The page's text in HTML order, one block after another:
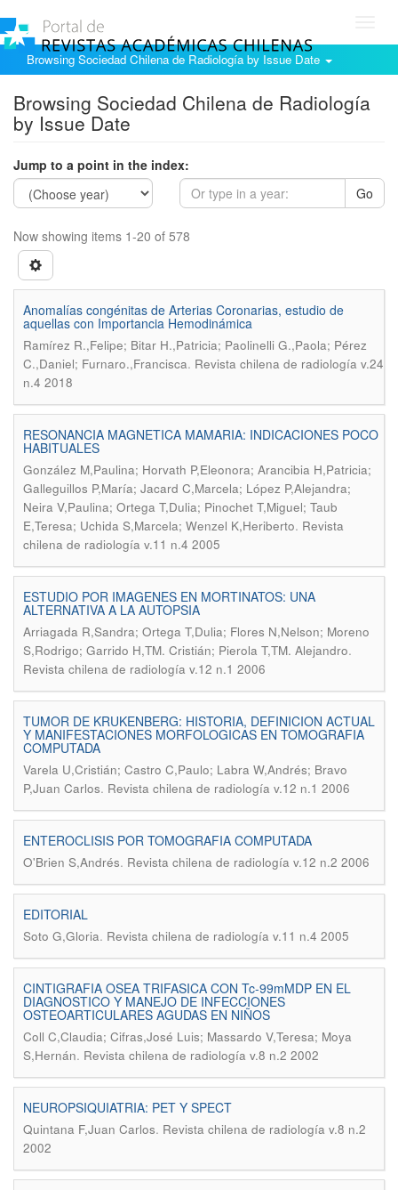
Browsing Sociedad Chilena de Radiología by Issue Date
Browsing Sociedad Chilena de Radiología
by Issue Date
Jump to a point in the index:
Go
Now showing items 1-20 of 578
Anomalías congénitas de Arterias Coronarias, estudio de
aquellas con Importancia Hemodinámica
Ramírez R.,Felipe; Bitar H.,Patricia; Paolinelli G.,Paola; Pérez
C.,Daniel; Furnaro.,Francisca. Revista chilena de radiología v.24
n.4 2018
RESONANCIA MAGNETICA MAMARIA: INDICACIONES POCO
HABITUALES
González M,Paulina; Horvath P,Eleonora; Arancibia H,Patricia;
Galleguillos P,María; Jacard C,Marcela; López P,Alejandra;
Neira V,Paulina; Ortega T,Dulia; Pinochet T,Miguel; Taub
E,Teresa; Uchida S,Marcela; Wenzel K,Heriberto. Revista
chilena de radiología v.11 n.4 2005
ESTUDIO POR IMAGENES EN MORTINATOS: UNA
ALTERNATIVA A LA AUTOPSIA
Arriagada R,Sandra; Ortega T,Dulia; Flores N,Nelson; Moreno
S,Rodrigo; Garrido H,TM. Cristián; Pierola T,TM. Alejandro.
Revista chilena de radiología v.12 n.1 2006
TUMOR DE KRUKENBERG: HISTORIA, DEFINICION ACTUAL
Y MANIFESTACIONES MORFOLOGICAS EN TOMOGRAFIA
COMPUTADA
Varela U,Cristián; Castro C,Paulo; Labra W,Andrés; Bravo
P,Juan Carlos. Revista chilena de radiología v.12 n.1 2006
ENTEROCLISIS POR TOMOGRAFIA COMPUTADA
O'Brien S,Andrés. Revista chilena de radiología v.12 n.2 2006
EDITORIAL
Soto G,Gloria. Revista chilena de radiología v.11 n.4 2005
CINTIGRAFIA OSEA TRIFASICA CON Tc-99mMDP EN EL
DIAGNOSTICO Y MANEJO DE INFECCIONES
OSTEOARTICULARES AGUDAS EN NIÑOS
Coll C,Claudia; Cifras,José Luis; Massardo V,Teresa; Moya
S,Hernán. Revista chilena de radiología v.8 n.2 2002
NEUROPSIQUIATRIA: PET Y SPECT
Quintana F,Juan Carlos. Revista chilena de radiología v.8 n.2
2002